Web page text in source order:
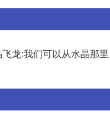
龙:我们可以从水晶那里